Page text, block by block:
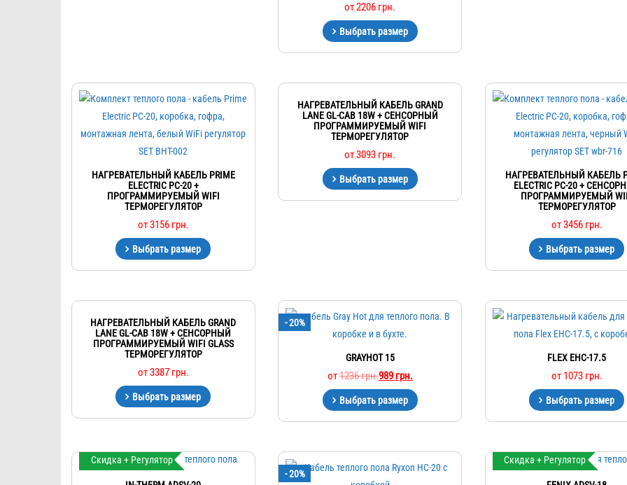
от2206 грн.
Выбрать размер
НАГРЕВАТЕЛЬНЫЙ КАБЕЛЬ PRIME
ELECTRIC PC-20 +
ПРОГРАММИРУЕМЫЙ WIFI
ТЕРМОРЕГУЛЯТОР
от3156 грн.
Выбрать размер
НАГРЕВАТЕЛЬНЫЙ КАБЕЛЬ GRAND
LANE GL-CAB 18W + СЕНСОРНЫЙ
ПРОГРАММИРУЕМЫЙ WIFI
ТЕРМОРЕГУЛЯТОР
от3093 грн.
Выбрать размер
НАГРЕВАТЕЛЬНЫЙ КАБЕЛЬ
ELECTRIC PC-20 +
ПРОГРАММИРУЕМЫЙ
ТЕРМОРЕГУЛЯТОР
от3456 грн.
Выбрать размер
НАГРЕВАТЕЛЬНЫЙ КАБЕЛЬ GRAND
LANE GL-CAB 18W + СЕНСОРНЫЙ
ПРОГРАММИРУЕМЫЙ WIFI GLASS
ТЕРМОРЕГУЛЯТОР
от3387 грн.
Выбрать размер
- 20%
GRAYHOT 15
от1236грн.989 грн.
Выбрать размер
FLEX EHC-17.5
от 1073 грн.
Выбрать размер
Скидка + Регулятор
- 20%
Скидка + Регулятор